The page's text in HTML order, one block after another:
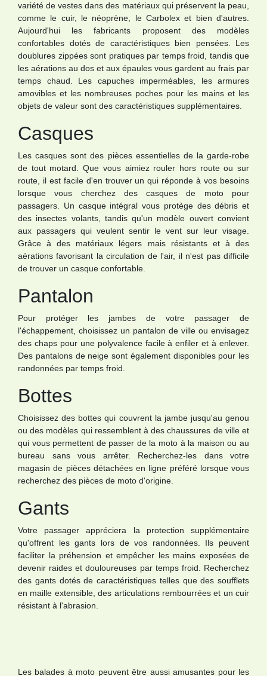
variété de vestes dans des matériaux qui préservent la peau,
comme le cuir, le néoprène, le Carbolex et bien d'autres.
Aujourd'hui les fabricants proposent des modèles
confortables dotés de caractéristiques bien pensées. Les
doublures zippées sont pratiques par temps froid, tandis que
les aérations au dos et aux épaules vous gardent au frais par
temps chaud. Les capuches imperméables, les armures
amovibles et les nombreuses poches pour les mains et les
objets de valeur sont des caractéristiques supplémentaires.
Casques
Les casques sont des pièces essentielles de la garde-robe
de tout motard. Que vous aimiez rouler hors route ou sur
route, il est facile d'en trouver un qui réponde à vos besoins
lorsque vous cherchez des casques de moto pour
passagers. Un casque intégral vous protège des débris et
des insectes volants, tandis qu'un modèle ouvert convient
aux passagers qui veulent sentir le vent sur leur visage.
Grâce à des matériaux légers mais résistants et à des
aérations favorisant la circulation de l'air, il n'est pas difficile
de trouver un casque confortable.
Pantalon
Pour protéger les jambes de votre passager de
l'échappement, choisissez un pantalon de ville ou envisagez
des chaps pour une polyvalence facile à enfiler et à enlever.
Des pantalons de neige sont également disponibles pour les
randonnées par temps froid.
Bottes
Choisissez des bottes qui couvrent la jambe jusqu'au genou
ou des modèles qui ressemblent à des chaussures de ville et
qui vous permettent de passer de la moto à la maison ou au
bureau sans vous arrêter. Recherchez-les dans votre
magasin de pièces détachées en ligne préféré lorsque vous
recherchez des pièces de moto d'origine.
Gants
Votre passager appréciera la protection supplémentaire
qu'offrent les gants lors de vos randonnées. Ils peuvent
faciliter la préhension et empêcher les mains exposées de
devenir raides et douloureuses par temps froid. Recherchez
des gants dotés de caractéristiques telles que des soufflets
en maille extensible, des articulations rembourrées et un cuir
résistant à l'abrasion.
Les balades à moto peuvent être aussi amusantes pour les